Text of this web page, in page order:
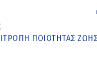
ΠΟΙΟΤΗΤΑΣ ΖΩΗΣ